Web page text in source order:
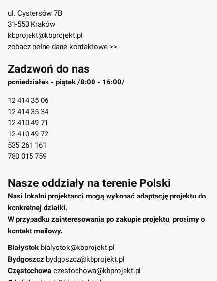
ul. Cystersów 7B
31-553 Kraków
kbprojekt@kbprojekt.pl
zobacz pełne dane kontaktowe >>
Zadzwoń do nas
poniedziałek - piątek /8:00 - 16:00/
12 414 35 06
12 414 35 34
12 410 49 71
12 410 49 72
535 261 161
780 015 759
Nasze oddziały na terenie Polski
Nasi lokalni projektanci mogą wykonać adaptację projektu do
konkretnej działki.
W przypadku zainteresowania po zakupie projektu, prosimy o
kontakt mailowy.
Białystok bialystok@kbprojekt.pl
Bydgoszcz bydgoszcz@kbprojekt.pl
Częstochowa czestochowa@kbprojekt.pl